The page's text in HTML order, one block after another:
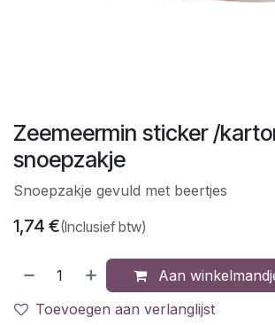
Zeemeermin sticker /
snoepzakje
Snoepzakje gevuld met beertjes
1,74 €(Inclusief btw)
Aan
Toevoegen aan verlanglijst